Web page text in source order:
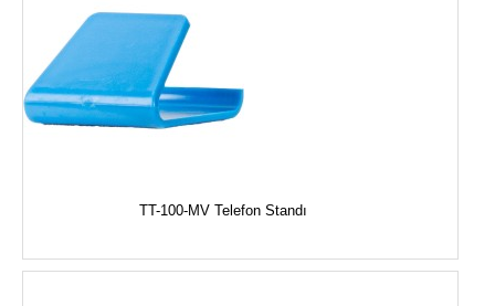
TT-100-MV Telefon Standı